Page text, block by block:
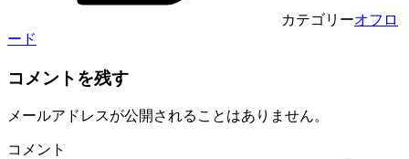
カテゴリーオフロ
ード
コメントを残す
メールアドレスが公開されることはありません。
コメント